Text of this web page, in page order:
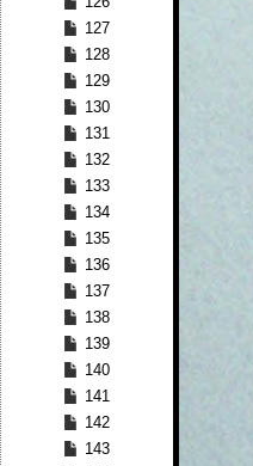
127
128
129
130
131
132
133
134
135
136
137
138
139
140
141
142
143